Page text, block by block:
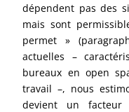
dépendent pas des
mais sont
permet »
actuelles –
bureaux en open
travail –, nous
devient un facteur